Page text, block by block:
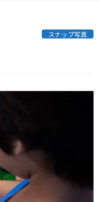
スナップ写真